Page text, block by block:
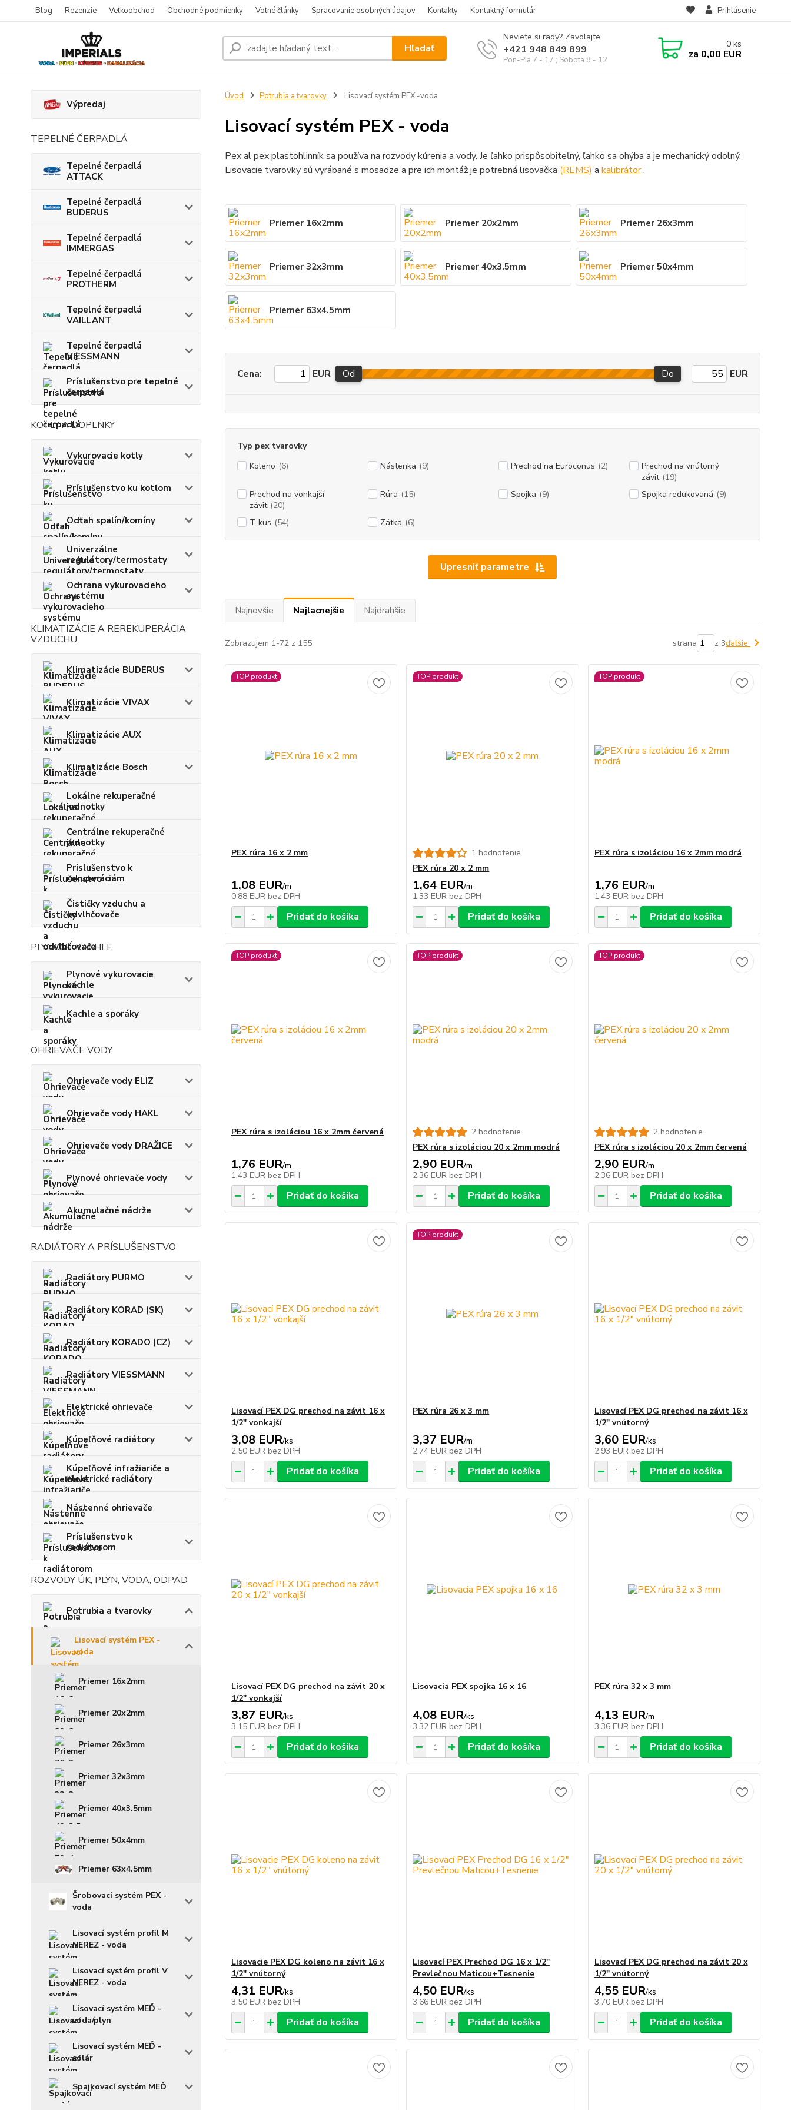
Blog Rezenzie Veľkoobchod Obchodné podmienky Voľné články Spracovanie osobných údajov Kontakty Kontaktný formulár Prihlásenie
Hľadať
Neviete si rady? Zavolajte.
+421 948 849 899
Pon-Pia 7 - 17 ; Sobota 8 - 12
0 ks
za 0,00 EUR
Výpredaj
TEPELNÉ ČERPADLÁ
Tepelné čerpadlá
ATTACK
Tepelné čerpadlá
BUDERUS
Tepelné čerpadlá
IMMERGAS
Tepelné čerpadlá
PROTHERM
Tepelné čerpadlá
VAILLANT
Tepelné čerpadlá
VIESSMANN
Príslušenstvo pre tepelné
čerpadlá
KOTLY A DOPLNKY
Vykurovacie kotly
Príslušenstvo ku kotlom
Odťah spalín/komíny
Univerzálne
regulátory/termostaty
Ochrana vykurovacieho
systému
KLIMATIZÁCIE A REREKUPERÁCIA
VZDUCHU
Klimatizácie BUDERUS
Klimatizácie VIVAX
Klimatizácie AUX
Klimatizácie Bosch
Lokálne rekuperačné
jednotky
Centrálne rekuperačné
jednotky
Príslušenstvo k
rekuperáciám
Čističky vzduchu a
odvlhčovače
PLYNOVÉ KACHLE
Plynové vykurovacie
kachle
Kachle a sporáky
OHRIEVAČE VODY
Ohrievače vody ELIZ
Ohrievače vody HAKL
Ohrievače vody DRAŽICE
Plynové ohrievače vody
Akumulačné nádrže
RADIÁTORY A PRÍSLUŠENSTVO
Radiátory PURMO
Radiátory KORAD (SK)
Radiátory KORADO (CZ)
Radiátory VIESSMANN
Elektrické ohrievače
Kúpeľňové radiátory
Kúpeľňové infražiariče a
elektrické radiátory
Nástenné ohrievače
Príslušenstvo k
radiátorom
ROZVODY ÚK, PLYN, VODA, ODPAD
Potrubia a tvarovky
Lisovací systém PEX -
voda
Priemer 16x2mm
Priemer 20x2mm
Priemer 26x3mm
Priemer 32x3mm
Priemer 40x3.5mm
Priemer 50x4mm
Priemer 63x4.5mm
Šrobovací systém PEX -
voda
Lisovací systém profil M
NEREZ - voda
Lisovací systém profil V
NEREZ - voda
Lisovací systém MEĎ -
voda/plyn
Lisovací systém MEĎ -
solár
Spajkovací systém MEĎ
Úvod Potrubia a tvarovky Lisovací systém PEX -voda
Lisovací systém PEX - voda
Pex al pex plastohlinník sa používa na rozvody kúrenia a vody. Je ľahko prispôsobiteľný, ľahko sa ohýba a je mechanický odolný.
Lisovacie tvarovky sú vyrábané s mosadze a pre ich montáž je potrebná lisovačka (REMS) a kalibrátor.
Priemer 16x2mm Priemer 20x2mm Priemer 26x3mm
Priemer 32x3mm Priemer 40x3.5mm Priemer 50x4mm
Priemer 63x4.5mm
Upresniť parametre
Cena: EUR Od Do EUR
Typ pex tvarovky
Koleno (6) Nástenka (9) Prechod na Euroconus (2)
Prechod na vnútorný
závit (19)
Prechod na vonkajší
závit (20)
Rúra (15) Spojka (9) Spojka redukovaná (9)
T-kus (54) Zátka (6)
Najnovšie Najlacnejšie Najdrahšie
Zobrazujem 1-72 z 155 strana z 3ďalšie
TOP produkt
PEX rúra 16 x 2 mm
1,08 EUR/m
0,88 EUR bez DPH
Pridať do košíka
TOP produkt
1 hodnotenie
PEX rúra 20 x 2 mm
1,64 EUR/m
1,33 EUR bez DPH
Pridať do košíka
TOP produkt
PEX rúra s izoláciou 16 x 2mm modrá
1,76 EUR/m
1,43 EUR bez DPH
Pridať do košíka
TOP produkt
PEX rúra s izoláciou 16 x 2mm červená
1,76 EUR/m
1,43 EUR bez DPH
Pridať do košíka
TOP produkt
2 hodnotenie
PEX rúra s izoláciou 20 x 2mm modrá
2,90 EUR/m
2,36 EUR bez DPH
Pridať do košíka
TOP produkt
2 hodnotenie
PEX rúra s izoláciou 20 x 2mm červená
2,90 EUR/m
2,36 EUR bez DPH
Pridať do košíka
Lisovací PEX DG prechod na závit 16 x
1/2" vonkajší
3,08 EUR/ks
2,50 EUR bez DPH
Pridať do košíka
TOP produkt
PEX rúra 26 x 3 mm
3,37 EUR/m
2,74 EUR bez DPH
Pridať do košíka
Lisovací PEX DG prechod na závit 16 x
1/2" vnútorný
3,60 EUR/ks
2,93 EUR bez DPH
Pridať do košíka
Lisovací PEX DG prechod na závit 20 x
1/2" vonkajší
3,87 EUR/ks
3,15 EUR bez DPH
Pridať do košíka
Lisovacia PEX spojka 16 x 16
4,08 EUR/ks
3,32 EUR bez DPH
Pridať do košíka
PEX rúra 32 x 3 mm
4,13 EUR/m
3,36 EUR bez DPH
Pridať do košíka
Lisovacie PEX DG koleno na závit 16 x
1/2" vnútorný
4,31 EUR/ks
3,50 EUR bez DPH
Pridať do košíka
Lisovací PEX Prechod DG 16 x 1/2"
Prevlečnou Maticou+Tesnenie
4,50 EUR/ks
3,66 EUR bez DPH
Pridať do košíka
Lisovací PEX DG prechod na závit 20 x
1/2" vnútorný
4,55 EUR/ks
3,70 EUR bez DPH
Pridať do košíka